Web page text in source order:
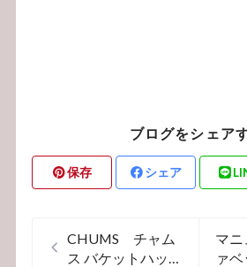
ブログをシェア
保存 シェア
CHUMS チャム
ス バケットハッ
マニ
ァ